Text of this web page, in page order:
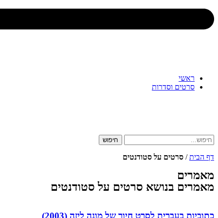
ראשי
סרטים וסדרות
חיפוש
דף הבית/ סרטים על סטודנטים
מאמרים
מאמרים בנושא סרטים על סטודנטים
כתוביות בעברית לסרט חיוך של מונה ליזה (2003)